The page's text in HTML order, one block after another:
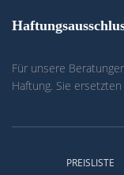
Für unsere
Haftung. Sie
PREISLISTE